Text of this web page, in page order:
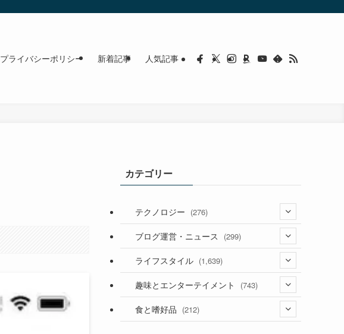
プライバシーポリシー 新着記事 人気記事
カテゴリー
テクノロジー (276)
(36)
(187)
(53)
ブログ運営・ニュース (299)
(118)
(181)
ライフスタイル (1,639)
(394)
(282)
趣味とエンターテイメント (743)
(56)
食と嗜好品 (212)